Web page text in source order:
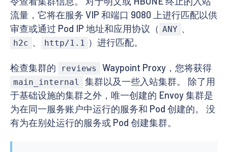
流量，它将在服务 VIP 和端口 9080 上进行匹配以供
审查或通过 Pod IP 地址和应用协议（ ANY 、
h2c 、 http/1.1 ）进行匹配。
检查集群的 reviews Waypoint Proxy，您将获得
main_internal
集群以及一些入站集群。 除了用
于基础设施的集群之外，唯一创建的 Envoy 集群是
为在同一服务账户中运行的服务和 Pod 创建的。 没
有为在别处运行的服务或 Pod 创建集群。